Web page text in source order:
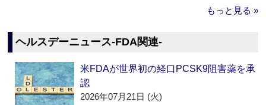
もっと見る »
ヘルスデーニュース‐FDA関連‐
米FDAが世界初の経口PCSK9阻害薬を承
認
2026年07月21日 (火)